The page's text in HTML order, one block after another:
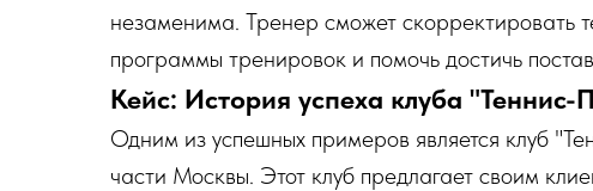
незаменима. Тренер сможет скорректировать
программы тренировок и помочь достичь
Кейс: История успеха клуба "Теннис-
Одним из успешных примеров является клуб
части Москвы. Этот клуб предлагает своим